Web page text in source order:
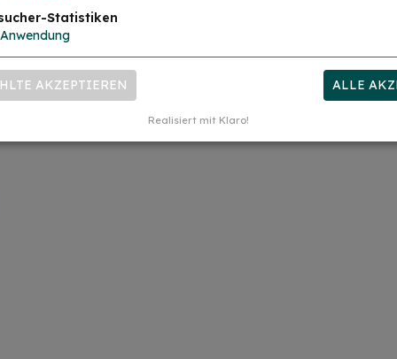
und bunten Nachmittag mit
Statistiken
Anwendung
AKZEPTIEREN ALLE
Realisiert mit Klaro!